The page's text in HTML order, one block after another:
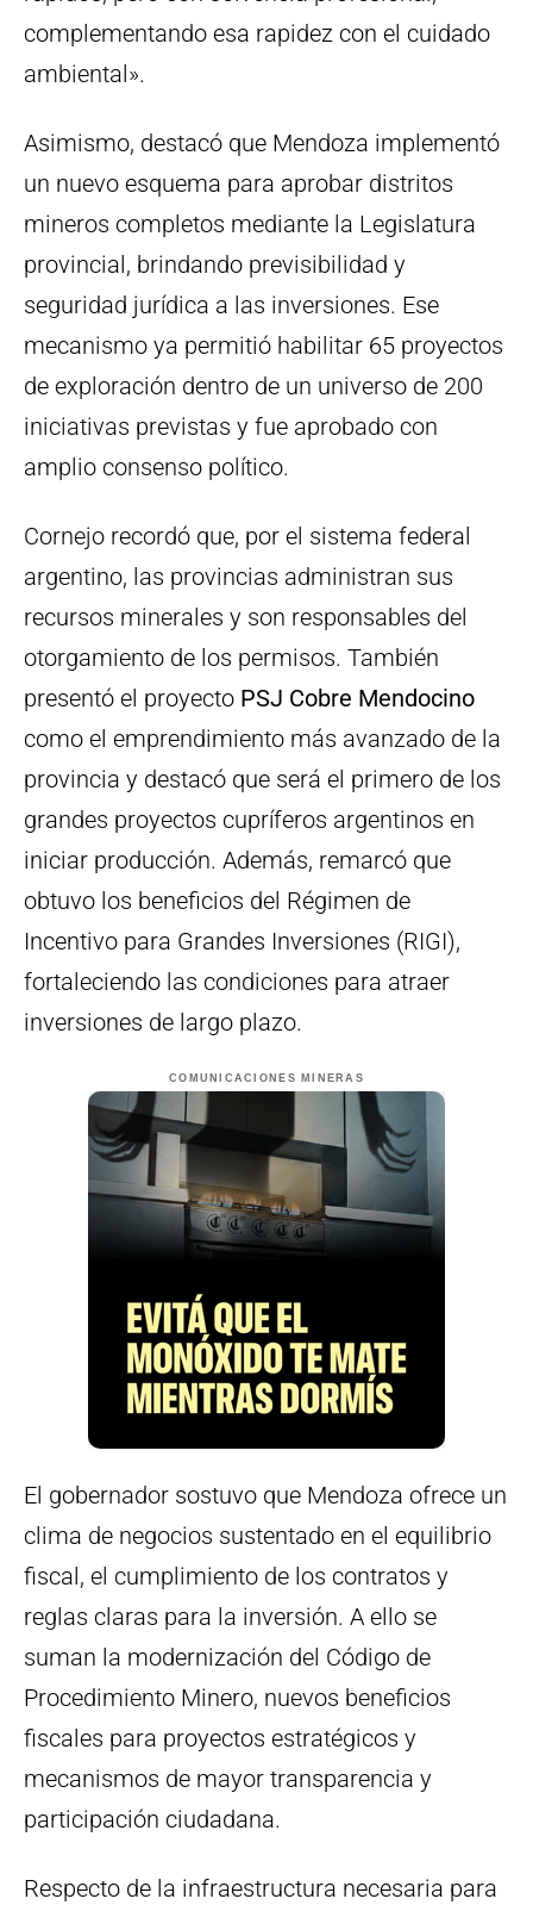
complementando esa rapidez con el cuidado
ambiental».
Asimismo, destacó que Mendoza implementó
un nuevo esquema para aprobar distritos
mineros completos mediante la Legislatura
provincial, brindando previsibilidad y
seguridad jurídica a las inversiones. Ese
mecanismo ya permitió habilitar 65 proyectos
de exploración dentro de un universo de 200
iniciativas previstas y fue aprobado con
amplio consenso político.
Cornejo recordó que, por el sistema federal
argentino, las provincias administran sus
recursos minerales y son responsables del
otorgamiento de los permisos. También
presentó el proyecto PSJ Cobre Mendocino
como el emprendimiento más avanzado de la
provincia y destacó que será el primero de los
grandes proyectos cupríferos argentinos en
iniciar producción. Además, remarcó que
obtuvo los beneficios del Régimen de
Incentivo para Grandes Inversiones (RIGI),
fortaleciendo las condiciones para atraer
inversiones de largo plazo.
COMUNICACIONES MINERAS
El gobernador sostuvo que Mendoza ofrece un
clima de negocios sustentado en el equilibrio
fiscal, el cumplimiento de los contratos y
reglas claras para la inversión. A ello se
suman la modernización del Código de
Procedimiento Minero, nuevos beneficios
fiscales para proyectos estratégicos y
mecanismos de mayor transparencia y
participación ciudadana.
Respecto de la infraestructura necesaria para